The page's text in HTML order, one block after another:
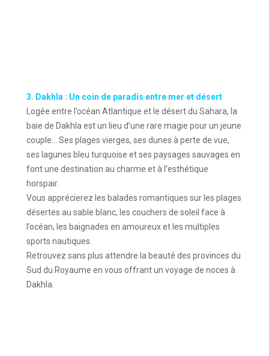
3. Dakhla : Un coin de paradis entre mer et désert
Logée entre l’océan Atlantique et le désert du Sahara, la
baie de Dakhla est un lieu d’une rare magie pour un jeune
couple… Ses plages vierges, ses dunes à perte de vue,
ses lagunes bleu turquoise et ses paysages sauvages en
font une destination au charme et à l’esthétique
horspair.
Vous apprécierez les balades romantiques sur les plages
désertes au sable blanc, les couchers de soleil face à
l’océan, les baignades en amoureux et les multiples
sports nautiques.
Retrouvez sans plus attendre la beauté des provinces du
Sud du Royaume en vous offrant un voyage de noces à
Dakhla.